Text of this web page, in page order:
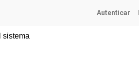
Autenticar